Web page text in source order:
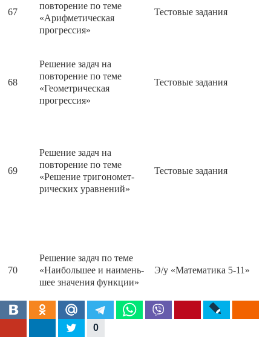
67
повторение по теме
«Арифметическая
прогрессия»
Тестовые задания
68
Решение задач на
повторение по теме
«Геометрическая
прогрессия»
Тестовые задания
69
Решение задач на
повторение по теме
«Решение тригономет-
рических уравнений»
Тестовые задания
70
Решение задач по теме
«Наибольшее и наимень-
шее значения функции»
Э/у «Математика 5-11»
0